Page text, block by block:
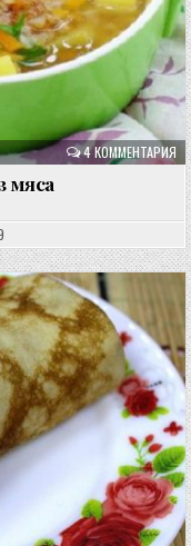
4 КОММЕНТАРИЯ
мяса